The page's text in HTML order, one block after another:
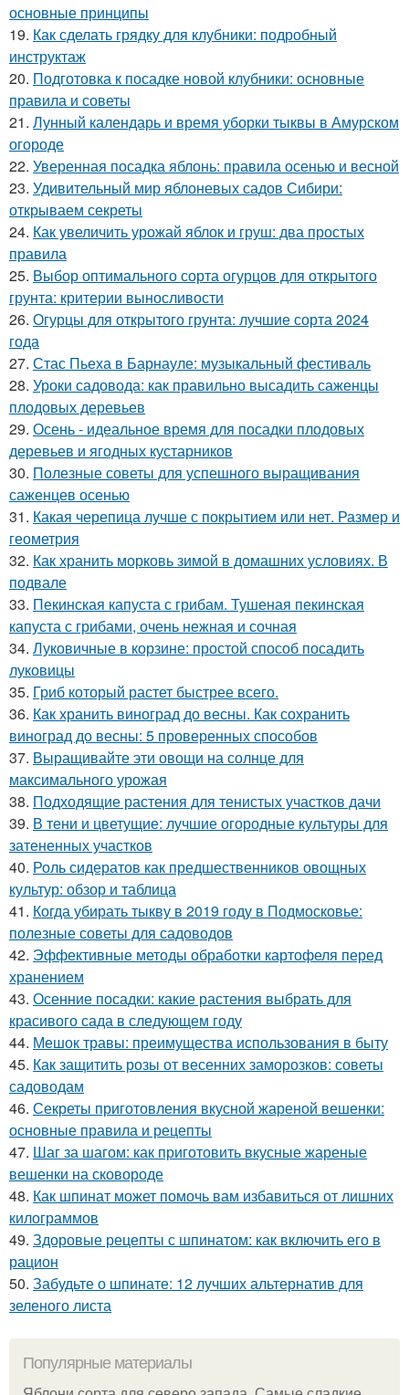
основные принципы
19. Как сделать грядку для клубники: подробный
инструктаж
20. Подготовка к посадке новой клубники: основные
правила и советы
21. Лунный календарь и время уборки тыквы в Амурском
огороде
22. Уверенная посадка яблонь: правила осенью и весной
23. Удивительный мир яблоневых садов Сибири:
открываем секреты
24. Как увеличить урожай яблок и груш: два простых
правила
25. Выбор оптимального сорта огурцов для открытого
грунта: критерии выносливости
26. Огурцы для открытого грунта: лучшие сорта 2024
года
27. Стас Пьеха в Барнауле: музыкальный фестиваль
28. Уроки садовода: как правильно высадить саженцы
плодовых деревьев
29. Осень - идеальное время для посадки плодовых
деревьев и ягодных кустарников
30. Полезные советы для успешного выращивания
саженцев осенью
31. Какая черепица лучше с покрытием или нет. Размер и
геометрия
32. Как хранить морковь зимой в домашних условиях. В
подвале
33. Пекинская капуста с грибам. Тушеная пекинская
капуста с грибами, очень нежная и сочная
34. Луковичные в корзине: простой способ посадить
луковицы
35. Гриб который растет быстрее всего.
36. Как хранить виноград до весны. Как сохранить
виноград до весны: 5 проверенных способов
37. Выращивайте эти овощи на солнце для
максимального урожая
38. Подходящие растения для тенистых участков дачи
39. В тени и цветущие: лучшие огородные культуры для
затененных участков
40. Роль сидератов как предшественников овощных
культур: обзор и таблица
41. Когда убирать тыкву в 2019 году в Подмосковье:
полезные советы для садоводов
42. Эффективные методы обработки картофеля перед
хранением
43. Осенние посадки: какие растения выбрать для
красивого сада в следующем году
44. Мешок травы: преимущества использования в быту
45. Как защитить розы от весенних заморозков: советы
садоводам
46. Секреты приготовления вкусной жареной вешенки:
основные правила и рецепты
47. Шаг за шагом: как приготовить вкусные жареные
вешенки на сковороде
48. Как шпинат может помочь вам избавиться от лишних
килограммов
49. Здоровые рецепты с шпинатом: как включить его в
рацион
50. Забудьте о шпинате: 12 лучших альтернатив для
зеленого листа
Популярные материалы